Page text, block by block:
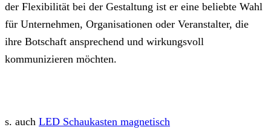
der Flexibilität bei der Gestaltung ist er eine beliebte Wahl
für Unternehmen, Organisationen oder Veranstalter, die
ihre Botschaft ansprechend und wirkungsvoll
kommunizieren möchten.
s. auch LED Schaukasten magnetisch